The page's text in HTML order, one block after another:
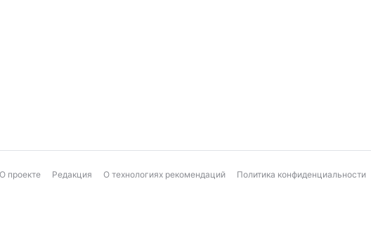
О проекте Редакция О технологиях рекомендаций Политика конфиденциальности